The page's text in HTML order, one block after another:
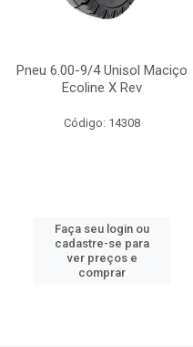
Pneu 6.00-9/4 Unisol Maciço
Ecoline X Rev
Código: 14308
Faça seu login ou
cadastre-se para
ver preços e
comprar